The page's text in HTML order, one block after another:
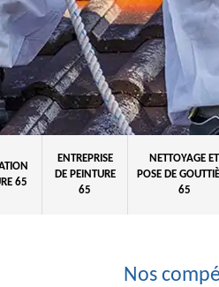
65
ENTREPRISE
DE PEINTURE
65
NETTOYAGE ET
POSE DE
65
Nos